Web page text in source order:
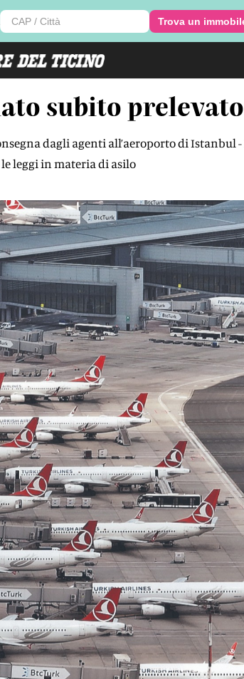
Trova un
subito
dagli agenti all’aeroporto di Istanbul
leggi in materia di asilo